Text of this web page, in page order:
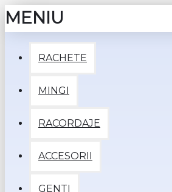
MENIU
RACHETE
MINGI
RACORDAJE
ACCESORII
GENTI